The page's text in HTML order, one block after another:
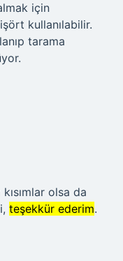
için
kullanılabilir.
tarama
olsa da
teşekkür ederim.